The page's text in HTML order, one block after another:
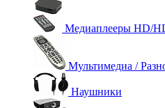
Медиаплееры HD/
Мультимедиа /
Наушники